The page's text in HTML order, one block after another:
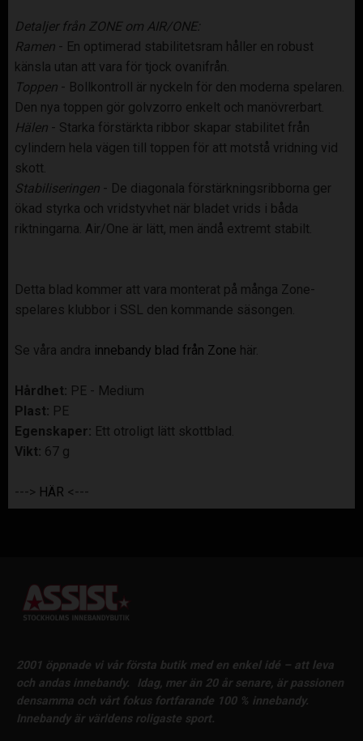
Detaljer från ZONE om AIR/ONE:
Ramen - En optimerad stabilitetsram håller en robust
känsla utan att vara för tjock ovanifrån.
Toppen - Bollkontroll är nyckeln för den moderna spelaren.
Den nya toppen gör golvzorro enkelt och manövrerbart.
Hälen - Starka förstärkta ribbor skapar stabilitet från
cylindern hela vägen till toppen för att motstå vridning vid
skott.
Stabiliseringen - De diagonala förstärkningsribborna ger
ökad styrka och vridstyvhet när bladet vrids i båda
riktningarna. Air/One är lätt, men ändå extremt stabilt.
Detta blad kommer att vara monterat på många Zone-
spelares klubbor i SSL den kommande säsongen.
Se våra andra innebandy blad från Zone här.
Hårdhet: PE - Medium
Plast: PE
Egenskaper: Ett otroligt lätt skottblad.
Vikt: 67 g
---> HÄR <---
2001 öppnade vi vår första butik med en enkel idé – att leva
och andas innebandy.
Idag, mer än 20 år senare, är passionen
densamma och vårt fokus fortfarande 100 % innebandy.
Innebandy är världens roligaste sport.